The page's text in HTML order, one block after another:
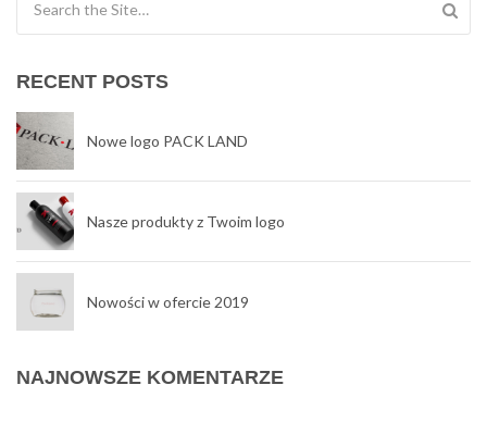
RECENT POSTS
Nowe logo PACK LAND
Nasze produkty z Twoim logo
Nowości w ofercie 2019
NAJNOWSZE KOMENTARZE